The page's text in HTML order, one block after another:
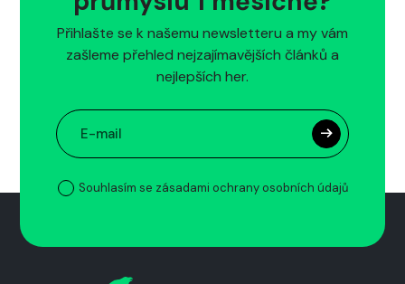
Přihlašte se k našemu newsletteru a my vám
zašleme přehled nejzajímavějších článků a
nejlepších her.
Souhlasím se zásadami ochrany osobních údajů